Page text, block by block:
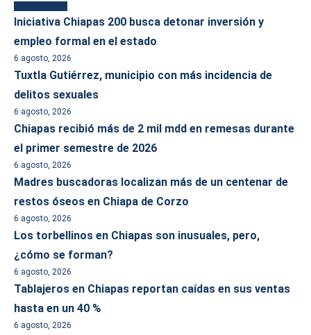
Iniciativa Chiapas 200 busca detonar inversión y
empleo formal en el estado
6 agosto, 2026
Tuxtla Gutiérrez, municipio con más incidencia de
delitos sexuales
6 agosto, 2026
Chiapas recibió más de 2 mil mdd en remesas durante
el primer semestre de 2026
6 agosto, 2026
Madres buscadoras localizan más de un centenar de
restos óseos en Chiapa de Corzo
6 agosto, 2026
Los torbellinos en Chiapas son inusuales, pero,
¿cómo se forman?
6 agosto, 2026
Tablajeros en Chiapas reportan caídas en sus ventas
hasta en un 40 %
6 agosto, 2026